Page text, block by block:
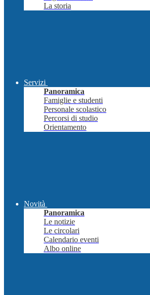
La storia
Servizi
Panoramica
Famiglie e studenti
Personale scolastico
Percorsi di studio
Orientamento
Novità
Panoramica
Le notizie
Le circolari
Calendario eventi
Albo online